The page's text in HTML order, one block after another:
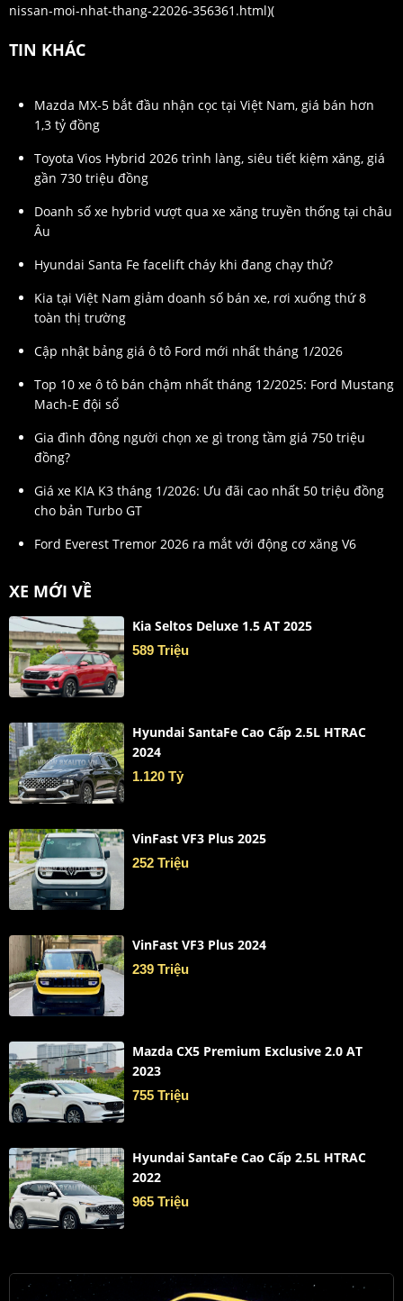
nissan-moi-nhat-thang-22026-356361.html)(
TIN KHÁC
Mazda MX-5 bắt đầu nhận cọc tại Việt Nam, giá bán hơn
1,3 tỷ đồng
Toyota Vios Hybrid 2026 trình làng, siêu tiết kiệm xăng, giá
gần 730 triệu đồng
Doanh số xe hybrid vượt qua xe xăng truyền thống tại châu
Âu
Hyundai Santa Fe facelift cháy khi đang chạy thử?
Kia tại Việt Nam giảm doanh số bán xe, rơi xuống thứ 8
toàn thị trường
Cập nhật bảng giá ô tô Ford mới nhất tháng 1/2026
Top 10 xe ô tô bán chậm nhất tháng 12/2025: Ford Mustang
Mach-E đội sổ
Gia đình đông người chọn xe gì trong tầm giá 750 triệu
đồng?
Giá xe KIA K3 tháng 1/2026: Ưu đãi cao nhất 50 triệu đồng
cho bản Turbo GT
Ford Everest Tremor 2026 ra mắt với động cơ xăng V6
XE MỚI VỀ
Kia Seltos Deluxe 1.5 AT 2025
589 Triệu
Hyundai SantaFe Cao Cấp 2.5L HTRAC
2024
1.120 Tỷ
VinFast VF3 Plus 2025
252 Triệu
VinFast VF3 Plus 2024
239 Triệu
Mazda CX5 Premium Exclusive 2.0 AT
2023
755 Triệu
Hyundai SantaFe Cao Cấp 2.5L HTRAC
2022
965 Triệu